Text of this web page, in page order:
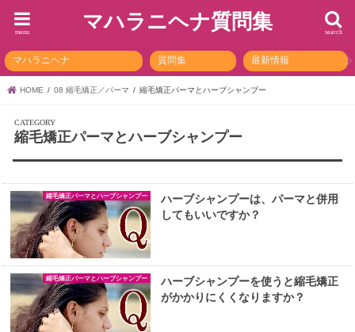
マハラニヘナ質問集 search
menu
マハラニヘナ 質問集 最新情報
HOME 08 縮毛矯正／パーマ 縮毛矯正パーマとハーブシャンプー
縮毛矯正パーマとハーブシャンプー
縮毛矯正パーマとハーブシャンプー
ハーブシャンプーは、パーマと併用
してもいいですか？
縮毛矯正パーマとハーブシャンプー
ハーブシャンプーを使うと縮毛矯正
がかかりにくくなりますか？